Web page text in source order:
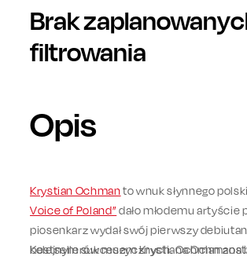
Brak
filtrowania
Opis
Krystian Ochmanto wnuk słynnego
Voice of Poland”dało młodemu
piosenkarz wydał swój pierwszy
bestsellerów muzycznych. Ochman
Kolejnym sukcesem Krystiana Ochmana